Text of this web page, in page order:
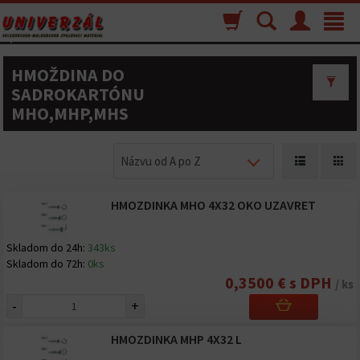
Toggle
Menu
Vyhľadávanie
Nákupný
košík
HMOŽDINA DO
SADROKARTÓNU
MHO,MHP,MHS
Názvu od A po Z
HMOZDINKA MHO 4X32 OKO UZAVRET
Skladom do 24h: 343ks
Skladom do 72h: 0ks
0,3500 € s DPH / ks
- +
HMOZDINKA MHP 4X32 L